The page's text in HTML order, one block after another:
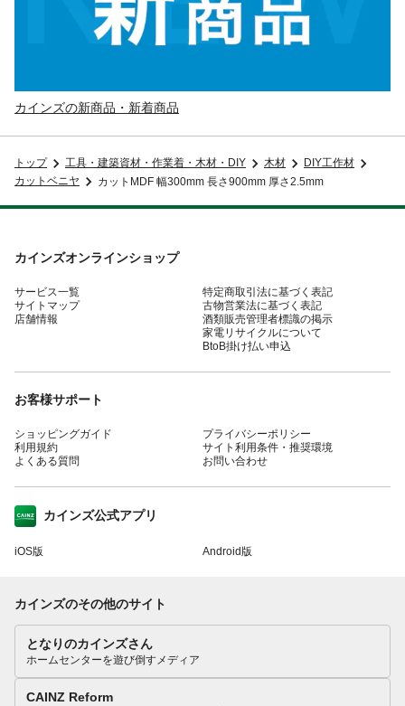
カインズの新商品・新着商品
トップ 工具・建築資材・作業着・木材・DIY 木材
DIY工作材
カットベニヤ
カットMDF 幅300mm 長さ900mm 厚さ2.5mm
カインズオンラインショップ
サービス一覧
サイトマップ
店舗情報
特定商取引法に基づく表記
古物営業法に基づく表記
酒類販売管理者標識の掲示
家電リサイクルについて
BtoB掛け払い申込
お客様サポート
ショッピングガイド
利用規約
よくある質問
プライバシーポリシー
サイト利用条件・推奨環境
お問い合わせ
カインズ公式アプリ
iOS版 Android版
カインズのその他のサイト
となりのカインズさん
ホームセンターを遊び倒すメディア
CAINZ Reform